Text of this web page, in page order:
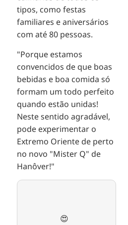
tipos, como festas
familiares e aniversários
com até 80 pessoas.
"Porque estamos
convencidos de que boas
bebidas e boa comida só
formam um todo perfeito
quando estão unidas!
Neste sentido agradável,
pode experimentar o
Extremo Oriente de perto
no novo "Mister Q" de
Hanôver!"
😍